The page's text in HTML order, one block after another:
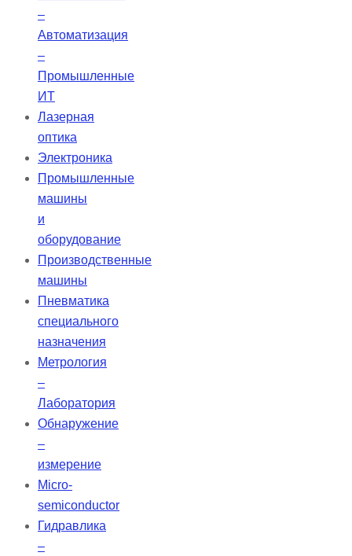
–
Автоматизация
–
Промышленные
ИТ
Лазерная
оптика
Электроника
Промышленные
машины
и
оборудование
Производственные
машины
Пневматика
специального
назначения
Метрология
–
Лаборатория
Обнаружение
–
измерение
Micro-
semiconductor
Гидравлика
–